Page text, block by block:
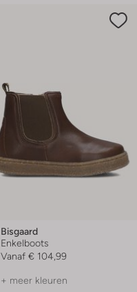
Bisgaard
Enkelboots
Vanaf € 104,99
+ meer kleuren